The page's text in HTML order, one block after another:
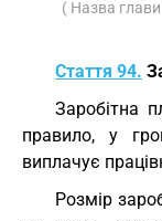
( Назва глави
Стаття 94.
Заробітна
правило, у
виплачує
Розмір